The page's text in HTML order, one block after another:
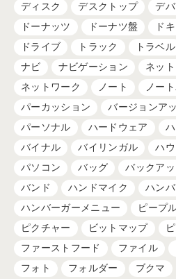
ディスク
デスクトップ デ
ドーナッツ
ドーナツ盤 ド
ドライブ
トラック トラベル
ナビ
ナビゲーション
ネッ
ネットワーク
ノート
ノー
パーカッション
バージョンア
パーソナル
ハードウェア
バイナル
バイリンガル ハ
パソコン
バッグ バックア
バンド
ハンドマイク
ハン
ハンバーガーメニュー
ピープ
ピクチャー
ビットマップ
ファーストフード
ファイル
フォト
フォルダー ブクマ